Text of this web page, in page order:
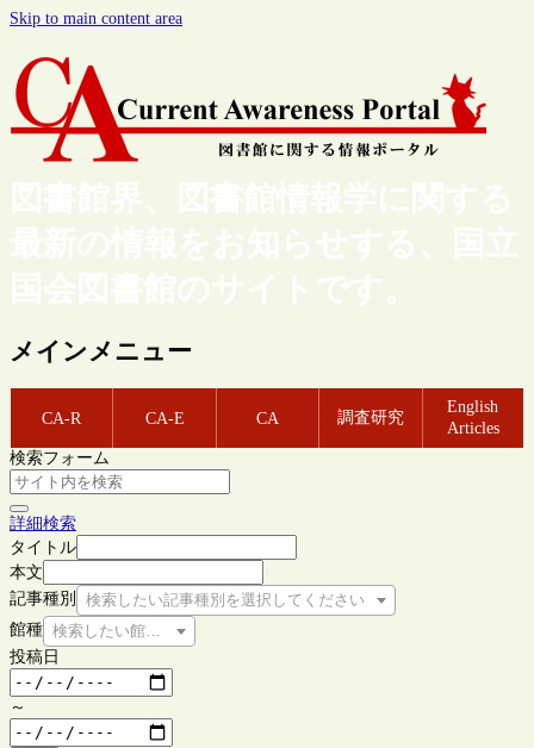
Skip to main content area
図書館界、図書館情報学に関する
最新の情報をお知らせする、国立
国会図書館のサイトです。
メインメニュー
CA-R CA-E CA 調査研究
English
Articles
検索フォーム
詳細検索
タイトル
本文
記事種別
検索したい記事種別を選択してください
館種 検索したい館種を選択してください
投稿日
～